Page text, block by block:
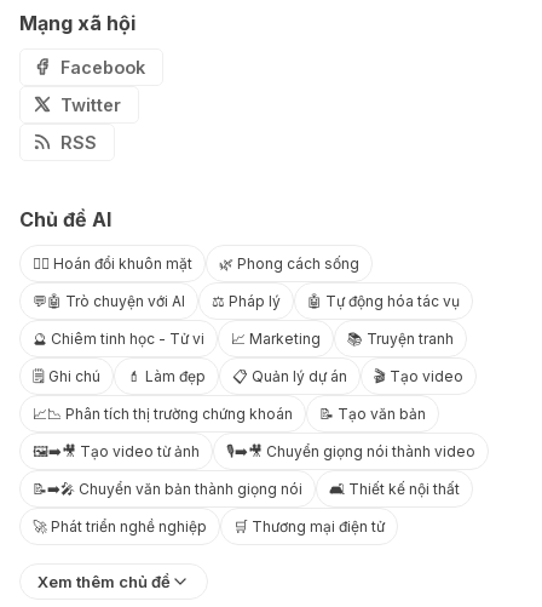
Mạng xã hội
Facebook
Twitter
RSS
Chủ đề AI
😶‍🌫️ Hoán đổi khuôn mặt 🌿 Phong cách sống
💬🤖 Trò chuyện với AI ⚖️ Pháp lý 🤖 Tự động hóa tác vụ
🔮 Chiêm tinh học - Tử vi 📈 Marketing 📚 Truyện tranh
🗒️ Ghi chú 💄 Làm đẹp 📋 Quản lý dự án 🎬 Tạo video
📈📉 Phân tích thị trường chứng khoán 📝 Tạo văn bản
🖼️➡️🎥 Tạo video từ ảnh 🎙️➡️🎥 Chuyển giọng nói thành video
📝➡️🎤 Chuyển văn bản thành giọng nói 🛋️ Thiết kế nội thất
🚀 Phát triển nghề nghiệp 🛒 Thương mại điện tử
Xem thêm chủ đề